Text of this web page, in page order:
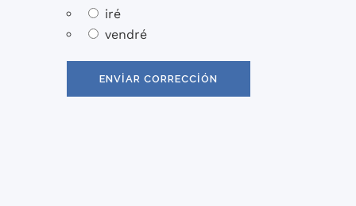
iré
vendré